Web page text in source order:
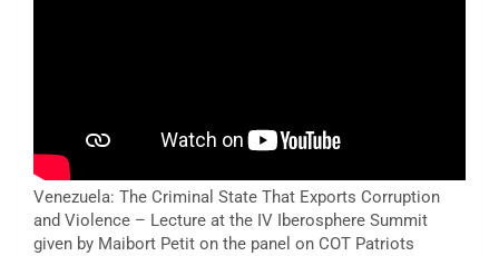
Venezuela: The Criminal State That Exports Corruption
and Violence – Lecture at the IV Iberosphere Summit
given by Maibort Petit on the panel on COT Patriots